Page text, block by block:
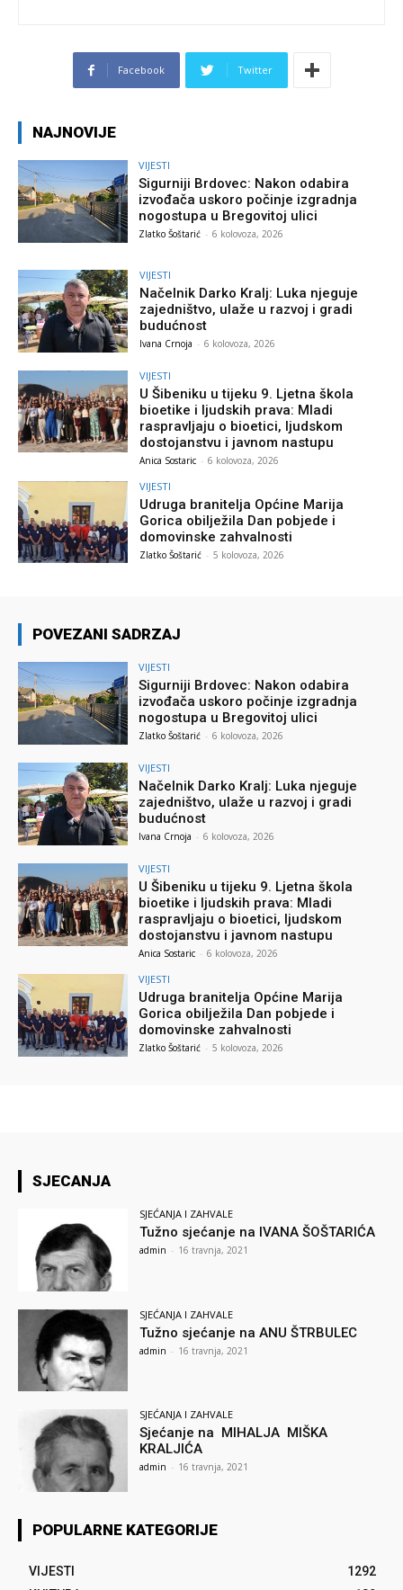
Facebook Twitter
NAJNOVIJE
VIJESTI
Sigurniji Brdovec: Nakon odabira
izvođača uskoro počinje izgradnja
nogostupa u Bregovitoj ulici
Zlatko Šoštarić - 6 kolovoza, 2026
VIJESTI
Načelnik Darko Kralj: Luka njeguje
zajedništvo, ulaže u razvoj i gradi
budućnost
Ivana Crnoja - 6 kolovoza, 2026
VIJESTI
U Šibeniku u tijeku 9. Ljetna škola
bioetike i ljudskih prava: Mladi
raspravljaju o bioetici, ljudskom
dostojanstvu i javnom nastupu
Anica Sostaric - 6 kolovoza, 2026
VIJESTI
Udruga branitelja Općine Marija
Gorica obilježila Dan pobjede i
domovinske zahvalnosti
Zlatko Šoštarić - 5 kolovoza, 2026
POVEZANI SADRZAJ
VIJESTI
Sigurniji Brdovec: Nakon odabira
izvođača uskoro počinje izgradnja
nogostupa u Bregovitoj ulici
Zlatko Šoštarić - 6 kolovoza, 2026
VIJESTI
Načelnik Darko Kralj: Luka njeguje
zajedništvo, ulaže u razvoj i gradi
budućnost
Ivana Crnoja - 6 kolovoza, 2026
VIJESTI
U Šibeniku u tijeku 9. Ljetna škola
bioetike i ljudskih prava: Mladi
raspravljaju o bioetici, ljudskom
dostojanstvu i javnom nastupu
Anica Sostaric - 6 kolovoza, 2026
VIJESTI
Udruga branitelja Općine Marija
Gorica obilježila Dan pobjede i
domovinske zahvalnosti
Zlatko Šoštarić - 5 kolovoza, 2026
SJECANJA
SJEĆANJA I ZAHVALE
Tužno sjećanje na IVANA ŠOŠTARIĆA
admin - 16 travnja, 2021
SJEĆANJA I ZAHVALE
Tužno sjećanje na ANU ŠTRBULEC
admin - 16 travnja, 2021
SJEĆANJA I ZAHVALE
Sjećanje na MIHALJA MIŠKA
KRALJIĆA
admin - 16 travnja, 2021
POPULARNE KATEGORIJE
VIJESTI
1292